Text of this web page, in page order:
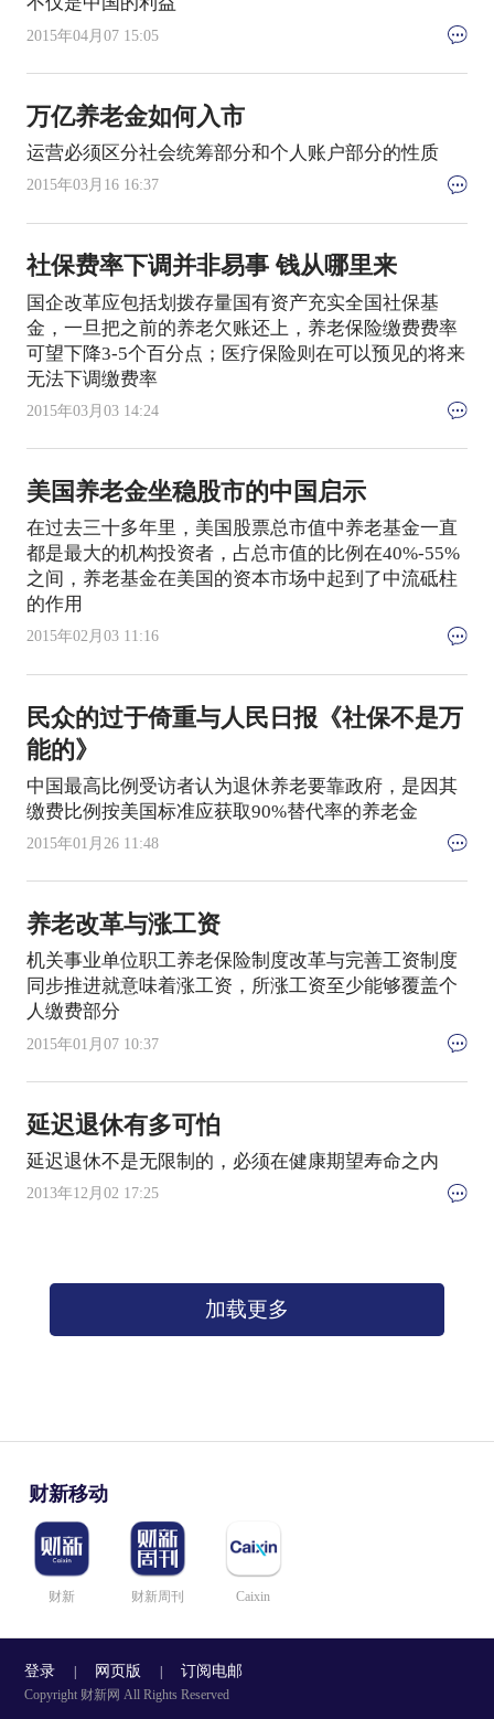
2015年04月07 15:05
万亿养老金如何入市
运营必须区分社会统筹部分和个人账户部分的性质
2015年03月16 16:37
社保费率下调并非易事 钱从哪里来
国企改革应包括划拨存量国有资产充实全国社保基
金，一旦把之前的养老欠账还上，养老保险缴费费率
可望下降3-5个百分点；医疗保险则在可以预见的将来
无法下调缴费率
2015年03月03 14:24
美国养老金坐稳股市的中国启示
在过去三十多年里，美国股票总市值中养老基金一直
都是最大的机构投资者，占总市值的比例在40%-55%
之间，养老基金在美国的资本市场中起到了中流砥柱
的作用
2015年02月03 11:16
民众的过于倚重与人民日报《社保不是万
能的》
中国最高比例受访者认为退休养老要靠政府，是因其
缴费比例按美国标准应获取90%替代率的养老金
2015年01月26 11:48
养老改革与涨工资
机关事业单位职工养老保险制度改革与完善工资制度
同步推进就意味着涨工资，所涨工资至少能够覆盖个
人缴费部分
2015年01月07 10:37
延迟退休有多可怕
延迟退休不是无限制的，必须在健康期望寿命之内
2013年12月02 17:25
加载更多
财新移动
财新 财新周刊 Caixin
登录 网页版 订阅电邮
Copyright 财新网 All Rights Reserved